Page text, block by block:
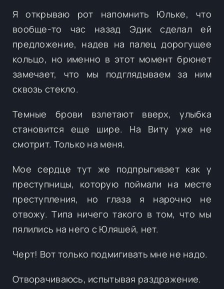
Я открываю рот напомнить Юльке, что
вообще-то час назад Эдик сделал ей
предложение, надев на палец дорогущее
кольцо, но именно в этот момент брюнет
замечает, что мы подглядываем за ним
сквозь стекло.
Темные брови взлетают вверх, улыбка
становится еще шире. На Виту уже не
смотрит. Только на меня.
Мое сердце тут же подпрыгивает как у
преступницы, которую поймали на месте
преступления, но глаза я нарочно не
отвожу. Типа ничего такого в том, что мы
пялились на него с Юляшей, нет.
Черт! Вот только подмигивать мне не надо.
Отворачиваюсь, испытывая раздражение.